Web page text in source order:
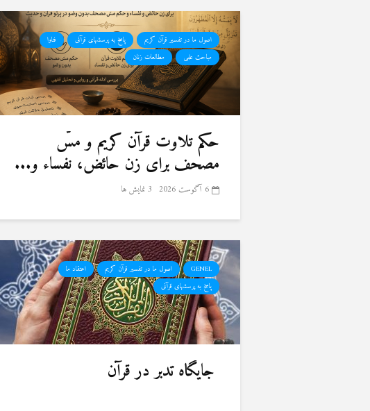
اصول ما در تفسیر قرآن کریم پاسخ به پرسشهای قرآنی
فتاوا
مباحث علمی
مطالعات زنان
حكم تلاوت قرآن كريم و مسّ
مصحف برای زن حائض، نفساء و...
6 آگوست 2026 3 نمایش ها
GENEL اصول ما در تفسیر قرآن کریم
اعتقاد ما
پاسخ به پرسشهای قرآنی
جایگاه تدبر در قرآن